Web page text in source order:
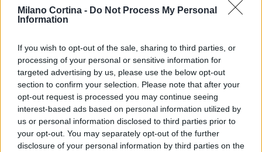
Milano Cortina - Do Not Process My Personal
Information
If you wish to opt-out of the sale, sharing to third parties, or
processing of your personal or sensitive information for
targeted advertising by us, please use the below opt-out
section to confirm your selection. Please note that after your
opt-out request is processed you may continue seeing
interest-based ads based on personal information utilized by
us or personal information disclosed to third parties prior to
your opt-out. You may separately opt-out of the further
disclosure of your personal information by third parties on the
Continua a leggere
NEWS